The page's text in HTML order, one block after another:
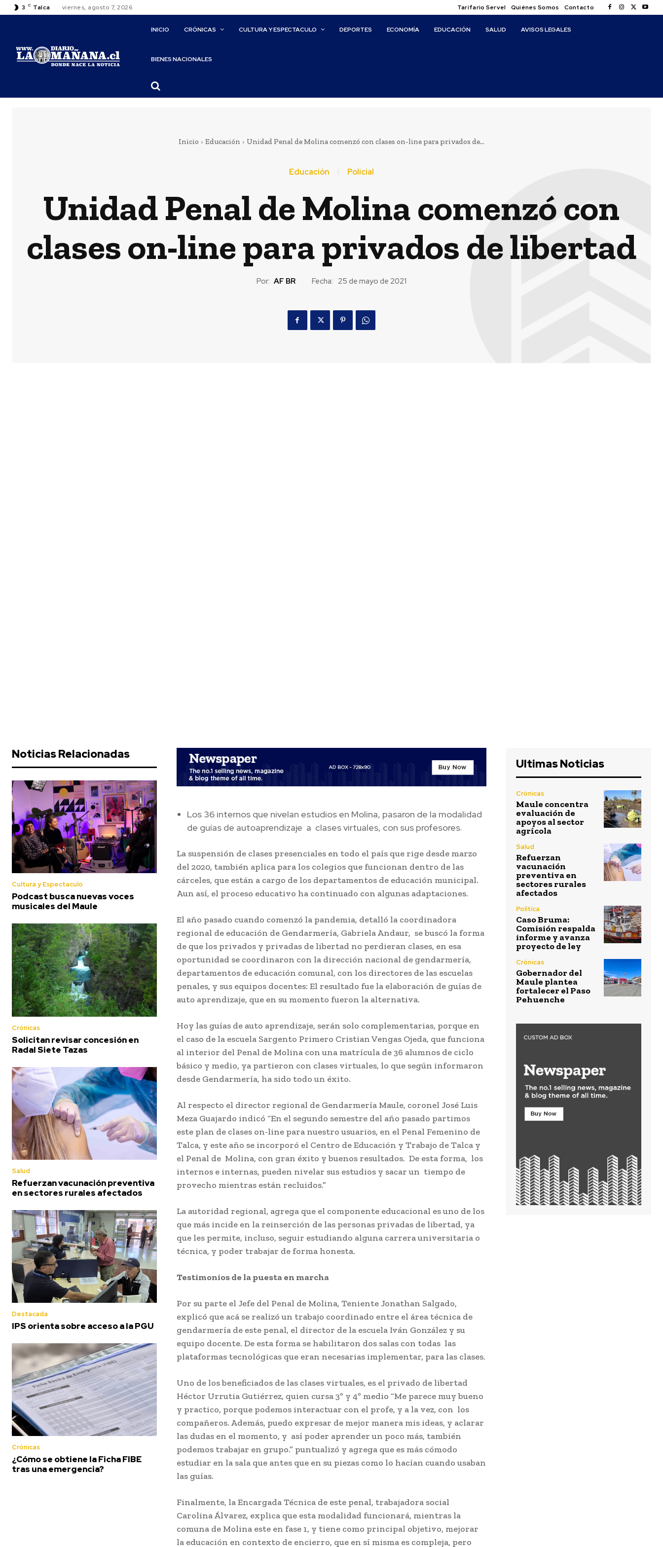
3 C Talca viernes, agosto 7, 2026 Tarifario Servel Quiénes Somos Contacto
INICIO CRÓNICAS CULTURA Y ESPECTACULO DEPORTES ECONOMÍA EDUCACIÓN SALUD AVISOS LEGALES
BIENES NACIONALES
Inicio Educación Unidad Penal de Molina comenzó con clases on-line para privados de...
Educación Policial
Unidad Penal de Molina comenzó con
clases on-line para privados de libertad
Por: AF BR Fecha: 25 de mayo de 2021
Noticias Relacionadas
Cultura y Espectaculo
Podcast busca nuevas voces
musicales del Maule
Crónicas
Solicitan revisar concesión en
Radal Siete Tazas
Salud
Refuerzan vacunación preventiva
en sectores rurales afectados
Destacada
IPS orienta sobre acceso a la PGU
Crónicas
¿Cómo se obtiene la Ficha FIBE
tras una emergencia?
Los 36 internos que nivelan estudios en Molina, pasaron de la modalidad
de guías de autoaprendizaje a clases virtuales, con sus profesores.
La suspensión de clases presenciales en todo el país que rige desde marzo
del 2020, también aplica para los colegios que funcionan dentro de las
cárceles, que están a cargo de los departamentos de educación municipal.
Aun así, el proceso educativo ha continuado con algunas adaptaciones.
El año pasado cuando comenzó la pandemia, detalló la coordinadora
regional de educación de Gendarmería, Gabriela Andaur, se buscó la forma
de que los privados y privadas de libertad no perdieran clases, en esa
oportunidad se coordinaron con la dirección nacional de gendarmería,
departamentos de educación comunal, con los directores de las escuelas
penales, y sus equipos docentes: El resultado fue la elaboración de guías de
auto aprendizaje, que en su momento fueron la alternativa.
Hoy las guías de auto aprendizaje, serán solo complementarias, porque en
el caso de la escuela Sargento Primero Cristian Vengas Ojeda, que funciona
al interior del Penal de Molina con una matrícula de 36 alumnos de ciclo
básico y medio, ya partieron con clases virtuales, lo que según informaron
desde Gendarmería, ha sido todo un éxito.
Al respecto el director regional de Gendarmería Maule, coronel José Luis
Meza Guajardo indicó “En el segundo semestre del año pasado partimos
este plan de clases on-line para nuestro usuarios, en el Penal Femenino de
Talca, y este año se incorporó el Centro de Educación y Trabajo de Talca y
el Penal de Molina, con gran éxito y buenos resultados. De esta forma, los
internos e internas, pueden nivelar sus estudios y sacar un tiempo de
provecho mientras están recluidos.”
La autoridad regional, agrega que el componente educacional es uno de los
que más incide en la reinserción de las personas privadas de libertad, ya
que les permite, incluso, seguir estudiando alguna carrera universitaria o
técnica, y poder trabajar de forma honesta.
Testimonios de la puesta en marcha
Por su parte el Jefe del Penal de Molina, Teniente Jonathan Salgado,
explicó que acá se realizó un trabajo coordinado entre el área técnica de
gendarmería de este penal, el director de la escuela Iván González y su
equipo docente. De esta forma se habilitaron dos salas con todas las
plataformas tecnológicas que eran necesarias implementar, para las clases.
Uno de los beneficiados de las clases virtuales, es el privado de libertad
Héctor Urrutia Gutiérrez, quien cursa 3º y 4º medio “Me parece muy bueno
y practico, porque podemos interactuar con el profe, y a la vez, con los
compañeros. Además, puedo expresar de mejor manera mis ideas, y aclarar
las dudas en el momento, y así poder aprender un poco más, también
podemos trabajar en grupo.” puntualizó y agrega que es más cómodo
estudiar en la sala que antes que en su piezas como lo hacían cuando usaban
las guías.
Finalmente, la Encargada Técnica de este penal, trabajadora social
Carolina Álvarez, explica que esta modalidad funcionará, mientras la
comuna de Molina este en fase 1, y tiene como principal objetivo, mejorar
la educación en contexto de encierro, que en sí misma es compleja, pero
Ultimas Noticias
Crónicas
Maule concentra
evaluación de
apoyos al sector
agrícola
Salud
Refuerzan
vacunación
preventiva en
sectores rurales
afectados
Política
Caso Bruma:
Comisión respalda
informe y avanza
proyecto de ley
Crónicas
Gobernador del
Maule plantea
fortalecer el Paso
Pehuenche